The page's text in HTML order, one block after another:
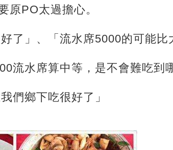
原PO太過擔心。
了」、「流水席5000的可能比
流水席算中等，是不會難吃到
們鄉下吃很好了」